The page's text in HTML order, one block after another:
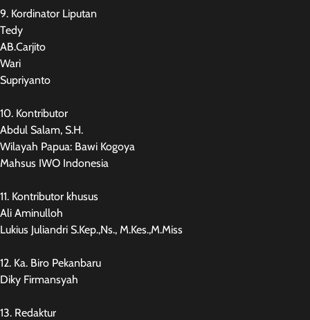
9. Kordinator Liputan
Tedy
AB.Carjito
Wari
Supriyanto
10. Kontributor
Abdul Salam, S.H.
Wilayah Papua: Bawi Kogoya
Mahsus IWO Indonesia
11. Kontributor khusus
Ali Aminulloh
Lukius Juliandri S.Kep.,Ns., M.Kes.,M.Miss
12. Ka. Biro Pekanbaru
Diky Firmansyah
13. Redaktur